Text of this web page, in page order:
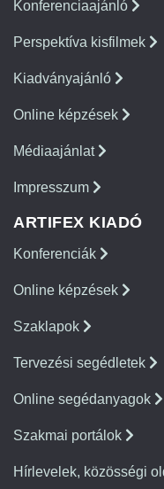
Konferenciaajánló
Perspektíva kisfilmek
Kiadványajánló
Online képzések
Médiaajánlat
Impresszum
ARTIFEX KIADÓ
Konferenciák
Online képzések
Szaklapok
Tervezési segédletek
Online segédanyagok
Szakmai portálok
Hírlevelek, közösségi